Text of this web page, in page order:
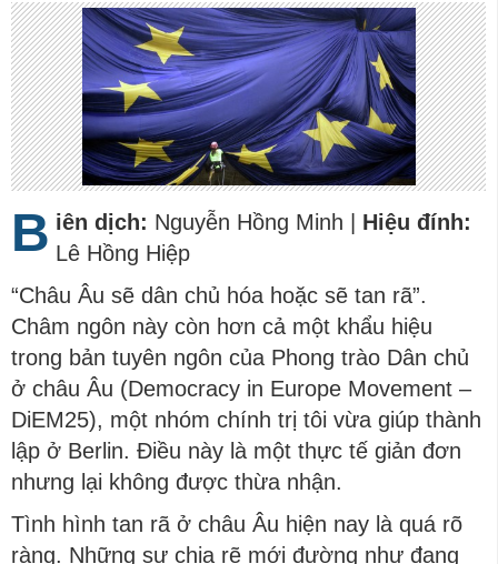
B iên dịch: Nguyễn Hồng Minh | Hiệu đính:
Lê Hồng Hiệp
“Châu Âu sẽ dân chủ hóa hoặc sẽ tan rã”.
Châm ngôn này còn hơn cả một khẩu hiệu
trong bản tuyên ngôn của Phong trào Dân chủ
ở châu Âu (Democracy in Europe Movement –
DiEM25), một nhóm chính trị tôi vừa giúp thành
lập ở Berlin. Điều này là một thực tế giản đơn
nhưng lại không được thừa nhận.
Tình hình tan rã ở châu Âu hiện nay là quá rõ
ràng. Những sự chia rẽ mới đường như đang